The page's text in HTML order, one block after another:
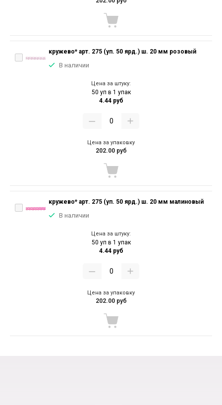
кружево* арт. 275 (уп. 50 ярд.) ш. 20 мм розовый
В наличии
Цена за штуку:
50 уп в 1 упак
4.44 руб
Цена за упаковку
202.00 руб
кружево* арт. 275 (уп. 50 ярд.) ш. 20 мм малиновый
В наличии
Цена за штуку:
50 уп в 1 упак
4.44 руб
Цена за упаковку
202.00 руб